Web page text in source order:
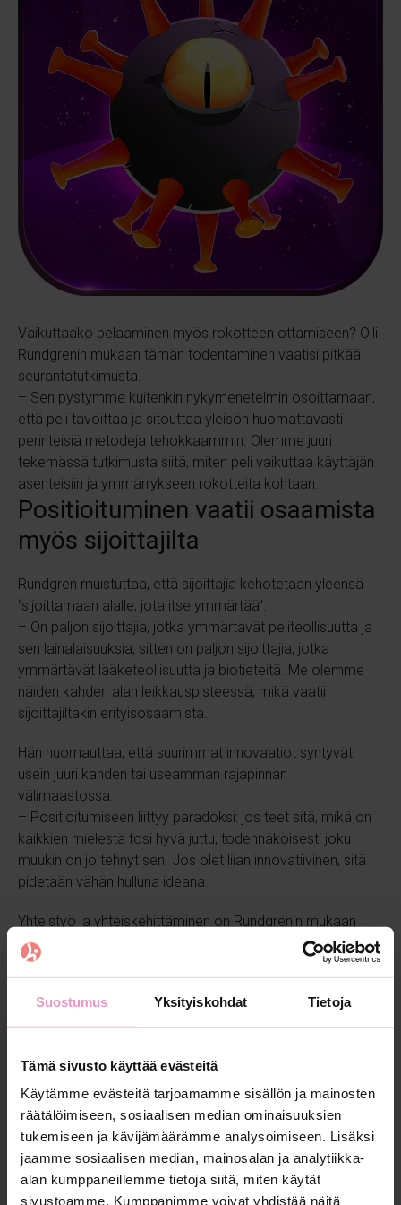
Suostumus Yksityiskohdat Tietoja
Tämä sivusto käyttää evästeitä
Käytämme evästeitä tarjoamamme sisällön ja mainosten
räätälöimiseen, sosiaalisen median ominaisuuksien
tukemiseen ja kävijämäärämme analysoimiseen. Lisäksi
jaamme sosiaalisen median, mainosalan ja analytiikka-
alan kumppaneillemme tietoja siitä, miten käytät
sivustoamme. Kumppanimme voivat yhdistää näitä
Vaikuttaako pelaaminen myös rokotteen ottamiseen? Olli
Rundgrenin mukaan tämän todentaminen vaatisi pitkää
seurantatutkimusta.
– Sen pystymme kuitenkin nykymenetelmin osoittamaan,
että peli tavoittaa ja sitouttaa yleisön huomattavasti
perinteisiä metodeja tehokkaammin. Olemme juuri
tekemässä tutkimusta siitä, miten peli vaikuttaa käyttäjän
asenteisiin ja ymmärrykseen rokotteita kohtaan.
Positioituminen vaatii osaamista
myös sijoittajilta
Rundgren muistuttaa, että sijoittajia kehotetaan yleensä
“sijoittamaan alalle, jota itse ymmärtää”.
– On paljon sijoittajia, jotka ymmärtävät peliteollisuutta ja
sen lainalaisuuksia; sitten on paljon sijoittajia, jotka
ymmärtävät lääketeollisuutta ja biotieteitä. Me olemme
näiden kahden alan leikkauspisteessä, mikä vaatii
sijoittajiltakin erityisosaamista.
Hän huomauttaa, että suurimmat innovaatiot syntyvät
usein juuri kahden tai useamman rajapinnan
välimaastossa.
– Positioitumiseen liittyy paradoksi: jos teet sitä, mikä on
kaikkien mielestä tosi hyvä juttu, todennäköisesti joku
muukin on jo tehnyt sen. Jos olet liian innovatiivinen, sitä
pidetään vähän hulluna ideana.
Yhteistyö ja yhteiskehittäminen on Rundgrenin mukaan
yksi liiketoiminnan avainasioista.
– Kartoitamme koko ajan sopivia investoreita ja
tai nonprofit-organisaatioiden kanssa.
Vaikuttavuus syntyy
menestyvästä bisneksestä
Rundgrenilla on itsellään pitkä joukkueurheilutausta
jääkiekosta ja jalkapallosta. Hän ymmärtää toisiaan
täydentävien ihmisten merkityksen tiimin ja liiketoiminnan
rakentamisessa.